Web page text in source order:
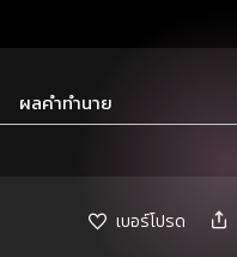
ผลคำทำนาย
เบอร์โปรด